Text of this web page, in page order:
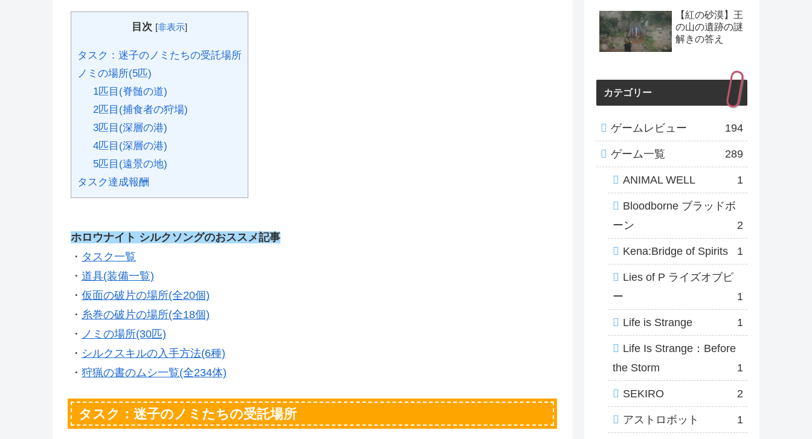
目次 [非表示]
タスク：迷子のノミたちの受託場所
ノミの場所(5匹)
1匹目(脊髄の道)
2匹目(捕食者の狩場)
3匹目(深層の港)
4匹目(深層の港)
5匹目(遠景の地)
タスク達成報酬
ホロウナイト シルクソングのおススメ記事
・ タスク一覧
・ 道具(装備一覧)
・ 仮面の破片の場所(全20個)
・ 糸巻の破片の場所(全18個)
・ ノミの場所(30匹)
・ シルクスキルの入手方法(6種)
・ 狩猟の書のムシ一覧(全234体)
タスク：迷子のノミたちの受託場所
【紅の砂漠】王
の山の遺跡の謎
解きの答え
カテゴリー
ゲームレビュー 194
ゲーム一覧 289
ANIMAL WELL 1
Bloodborne ブラッドボ
ーン
2
Kena:Bridge of Spirits 1
Lies of P ライズオブピ
ー
1
Life is Strange 1
Life Is Strange：Before
the Storm
1
SEKIRO 2
アストロボット 1